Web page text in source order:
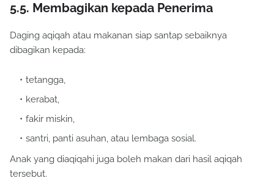
5.5. Membagikan kepada Penerima
Daging aqiqah atau makanan siap santap sebaiknya
dibagikan kepada:
tetangga,
kerabat,
fakir miskin,
santri, panti asuhan, atau lembaga sosial.
Anak yang diaqiqahi juga boleh makan dari hasil aqiqah
tersebut.